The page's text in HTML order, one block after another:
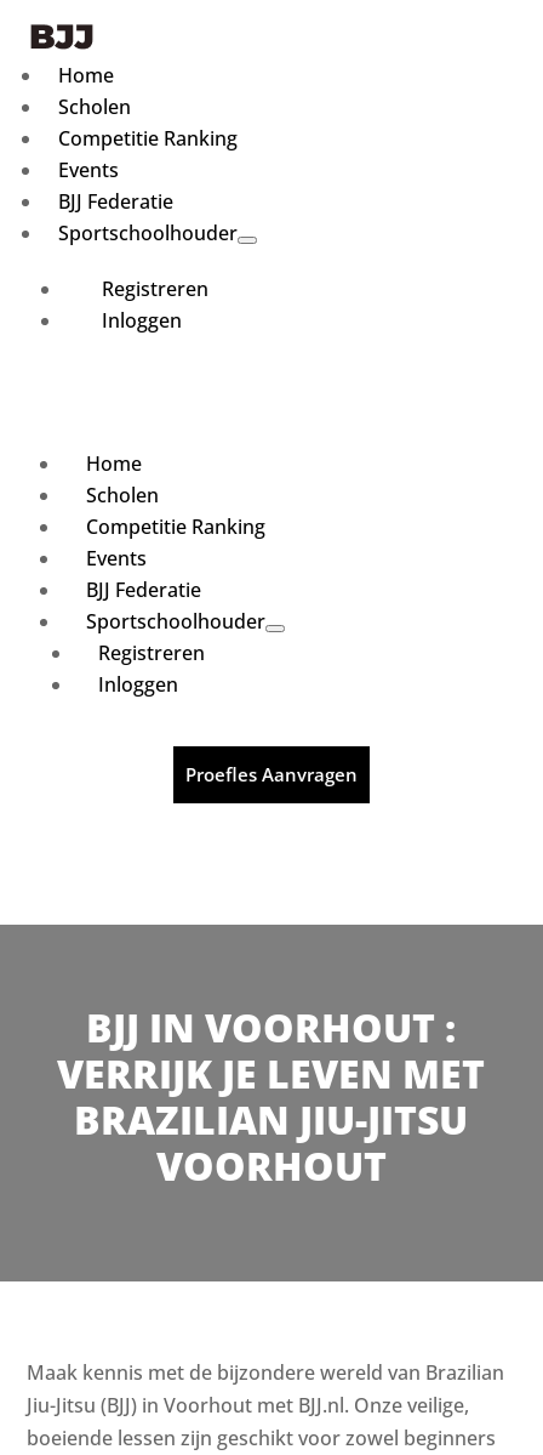
Home
Scholen
Competitie Ranking
Events
BJJ Federatie
Sportschoolhouder
Registreren
Inloggen
Home
Scholen
Competitie Ranking
Events
BJJ Federatie
Sportschoolhouder
Registreren
Inloggen
Proefles Aanvragen
BJJ IN VOORHOUT :
VERRIJK JE LEVEN MET
BRAZILIAN JIU-JITSU
VOORHOUT
Maak kennis met de bijzondere wereld van Brazilian
Jiu-Jitsu (BJJ) in Voorhout met BJJ.nl. Onze veilige,
boeiende lessen zijn geschikt voor zowel beginners